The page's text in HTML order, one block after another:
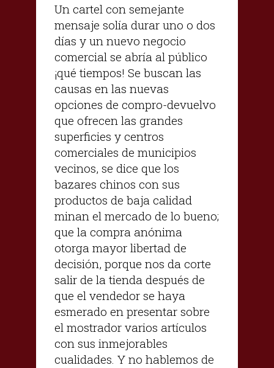
Un cartel con semejante
mensaje solía durar uno o dos
días y un nuevo negocio
comercial se abría al público
¡qué tiempos! Se buscan las
causas en las nuevas
opciones de compro-devuelvo
que ofrecen las grandes
superficies y centros
comerciales de municipios
vecinos, se dice que los
bazares chinos con sus
productos de baja calidad
minan el mercado de lo bueno;
que la compra anónima
otorga mayor libertad de
decisión, porque nos da corte
salir de la tienda después de
que el vendedor se haya
esmerado en presentar sobre
el mostrador varios artículos
con sus inmejorables
cualidades. Y no hablemos de